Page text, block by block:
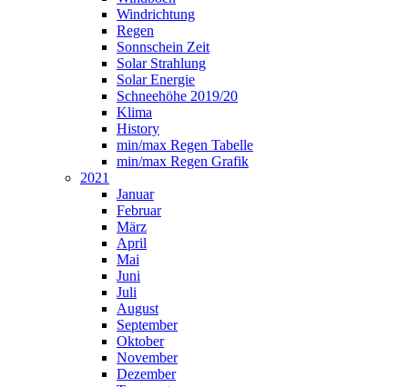
Windrichtung
Regen
Sonnschein Zeit
Solar Strahlung
Solar Energie
Schneehöhe 2019/20
Klima
History
min/max Regen Tabelle
min/max Regen Grafik
2021
Januar
Februar
März
April
Mai
Juni
Juli
August
September
Oktober
November
Dezember